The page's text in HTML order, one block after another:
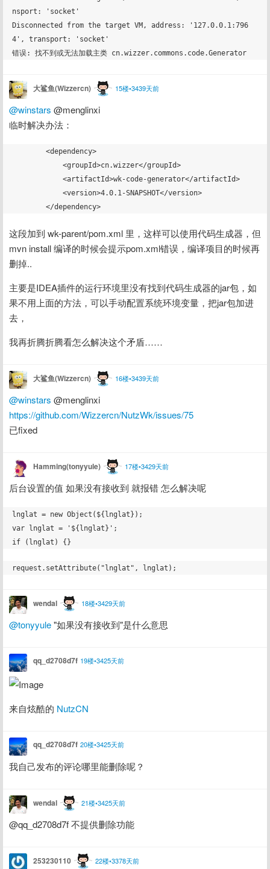
nsport: 'socket'
Disconnected from the target VM, address: '127.0.0.1:796
4', transport: 'socket'
大鲨鱼(Wizzercn) 15楼•3439天前
@winstars @menglinxi
临时解决办法：
这段加到 wk-parent/pom.xml 里，这样可以使用代码生成器，但
mvn install 编译的时候会提示pom.xml错误，编译项目的时候再
删掉..
主要是IDEA插件的运行环境里没有找到代码生成器的jar包，如
果不用上面的方法，可以手动配置系统环境变量，把jar包加进
去，
我再折腾折腾看怎么解决这个矛盾……
大鲨鱼(Wizzercn) 16楼•3439天前
@winstars @menglinxi
https://github.com/Wizzercn/NutzWk/issues/75
已fixed
Hamming(tonyyule) 17楼•3429天前
后台设置的值 如果没有接收到 就报错 怎么解决呢
lnglat = new Object(${lnglat});
var lnglat = '${lnglat}';
wendal 18楼•3429天前
@tonyyule "如果没有接收到"是什么意思
qq_d2708d7f 19楼•3425天前
来自炫酷的 NutzCN
qq_d2708d7f 20楼•3425天前
我自己发布的评论哪里能删除呢？
wendal 21楼•3425天前
@qq_d2708d7f 不提供删除功能
253230110 22楼•3378天前